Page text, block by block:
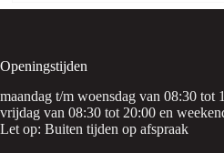
Openingstijden
maandag t/m woensdag van 08:30 tot
vrijdag van 08:30 tot 20:00 en
Let op: Buiten tijden op afspraak